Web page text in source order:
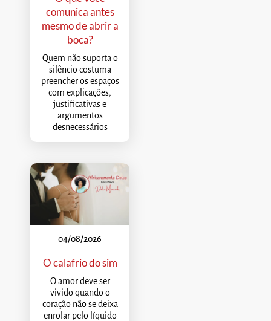
comunica antes
mesmo de abrir a
boca?
Quem não suporta o
silêncio costuma
preencher os espaços
com explicações,
justificativas e
argumentos
desnecessários
04/08/2026
O calafrio do sim
O amor deve ser
vivido quando o
coração não se deixa
enrolar pelo líquido